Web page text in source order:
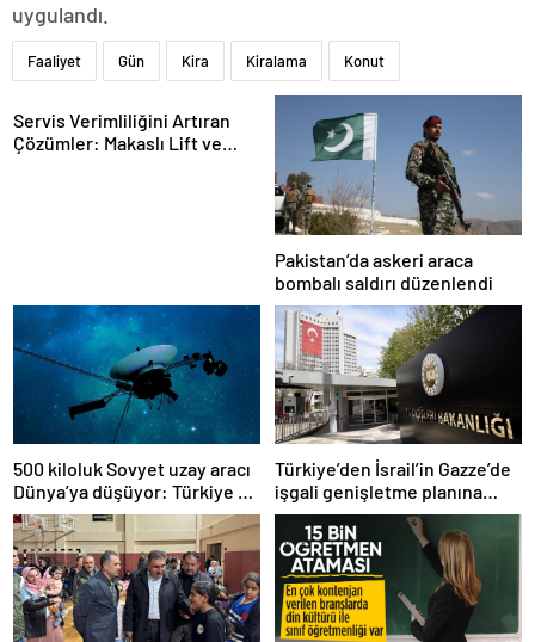
uygulandı.
Faaliyet Gün Kira Kiralama Konut
Servis Verimliliğini Artıran
Çözümler: Makaslı Lift ve
Pakistan’da askeri araca
bombalı saldırı düzenlendi
500 kiloluk Sovyet uzay aracı
Dünya’ya düşüyor: Türkiye de
risk altında
Türkiye’den İsrail’in Gazze’de
işgali genişletme planına
tepki